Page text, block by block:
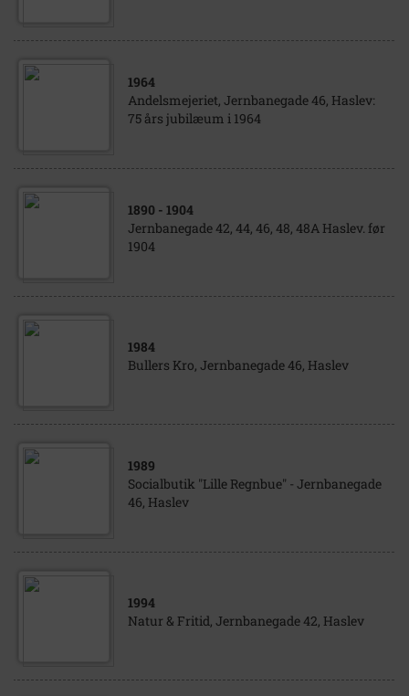
1964
Andelsmejeriet, Jernbanegade 46, Haslev:
75 års jubilæum i 1964
1890 - 1904
Jernbanegade 42, 44, 46, 48, 48A Haslev. før
1904
1984
Bullers Kro, Jernbanegade 46, Haslev
1989
Socialbutik "Lille Regnbue" - Jernbanegade
46, Haslev
1994
Natur & Fritid, Jernbanegade 42, Haslev